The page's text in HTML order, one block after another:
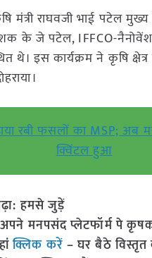
मंत्री राघवजी भाई पटेल
के जे पटेल, IFFCO-
थे। इस कार्यक्रम ने कृषि
रबी फसलों का MSP;
क्विंटल हुआ
हमसे जुड़ें
मनपसंद प्लेटफॉर्म पे
क्लिक करें – घर बैठे